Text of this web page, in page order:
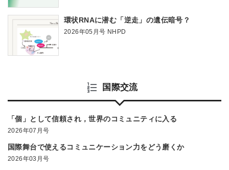
環状RNAに潜む「逆走」の遺伝暗号？
2026年05月号 NHPD
国際交流
「個」として信頼され，世界のコミュニティに入る
2026年07月号
国際舞台で使えるコミュニケーション力をどう磨くか
2026年03月号